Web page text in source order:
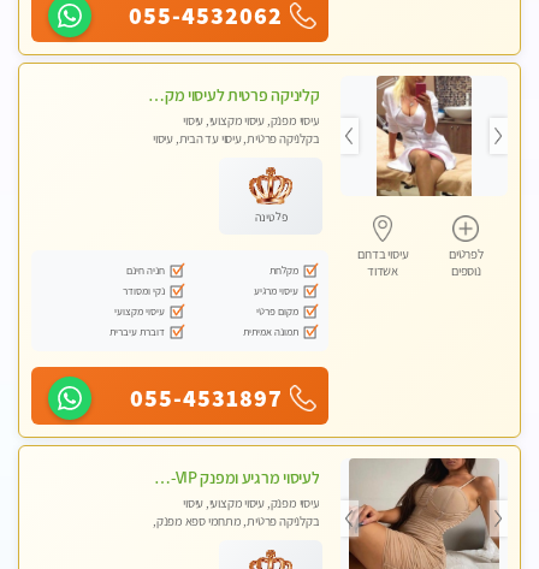
055-4532062
לפרטים
נוספים
עיסוי בדרום
אשדוד
קליניקה פרטית לעיסוי מקצועי ואלטרנטיבי ברמה גבוהה VIP תתקשר ..... highly recommended..new in the city
עיסוי מפנק, עיסוי מקצועי, עיסוי
בקלניקה פרטית, עיסוי עד הבית, עיסוי
פלטינה
מקלחת
חניה חינם
עיסוי מרגיע
נקי ומסודר
מקום פרטי
עיסוי מקצועי
תמונה אמיתית
דוברת עיברית
055-4531897
לעיסוי מרגיע ומפנק VIP-מומלץ לחלוטין! פרטי! ​​​​​​ Highly recommended
עיסוי מפנק, עיסוי מקצועי, עיסוי
בקלניקה פרטית, מתחמי ספא מפנק,